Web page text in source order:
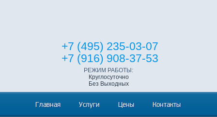
+7 (495) 235-03-07
+7 (916) 908-37-53
РЕЖИМ РАБОТЫ:
Круглосуточно
Без Выходных
Главная Услуги Цены Контакты